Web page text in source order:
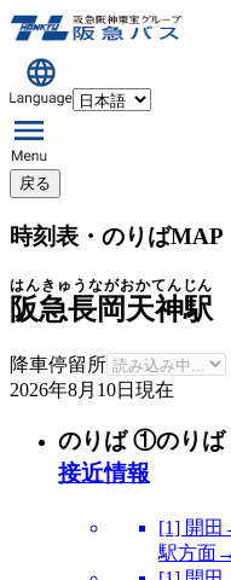
戻る
時刻表・のりばMAP
阪急長岡天神駅
はんきゅうながおかてんじん
降車停留所
2026年8月10日 現在
のりば ①のりば
接近情報
[1] 開
駅方面